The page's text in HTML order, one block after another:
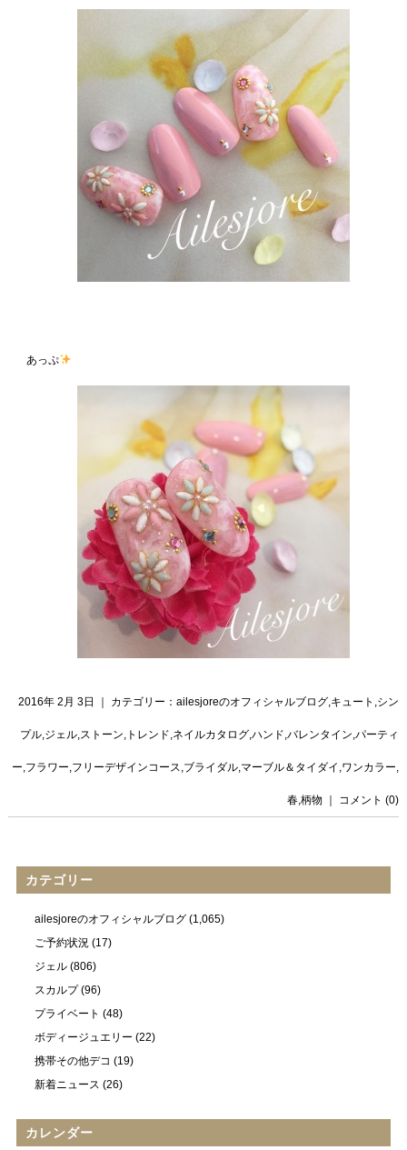
あっぷ
2016年 2月 3日 ｜ カテゴリー：ailesjoreのオフィシャルブログ,キュート ,シン
プル,ジェル,ストーン, トレンド,ネイルカタログ,ハンド,バレンタイン,パーティ
ー,フラワー,フリーデザインコース,ブライダル,マーブル＆タイダイ ,ワンカラー,
春,柄物 コメント (0)
カテゴリー
ailesjoreのオフィシャルブログ(1,065)
ご予約状況(17)
ジェル(806)
スカルプ(96)
プライベート (48)
ボディージュエリー (22)
携帯その他デコ (19)
新着ニュース (26)
カレンダー